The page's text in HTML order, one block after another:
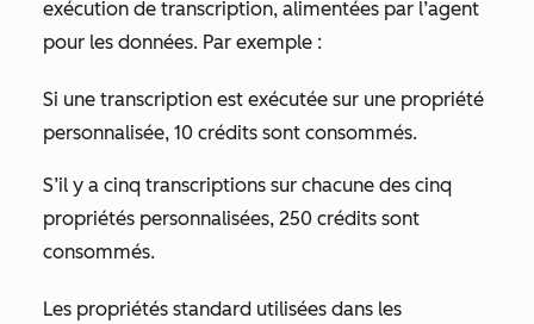
exécution de transcription, alimentées par l’agent
pour les données. Par exemple :
Si une transcription est exécutée sur une propriété
personnalisée, 10 crédits sont consommés.
S’il y a cinq transcriptions sur chacune des cinq
propriétés personnalisées, 250 crédits sont
consommés.
Les propriétés standard utilisées dans les